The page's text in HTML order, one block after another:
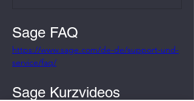
Sage FAQ
https://www.sage.com/de-de/support-und-
service/faq/
Sage Kurzvideos